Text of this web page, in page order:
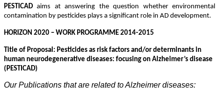
PESTICAD aims at answering the question whether environmental
contamination by pesticides plays a significant role in AD development.
HORIZON 2020 – WORK PROGRAMME 2014-2015
Title of Proposal: Pesticides as risk factors and/or determinants in
human neurodegenerative diseases: focusing on Alzheimer’s disease
(PESTICAD)
Our Publications that are related to Alzheimer diseases: